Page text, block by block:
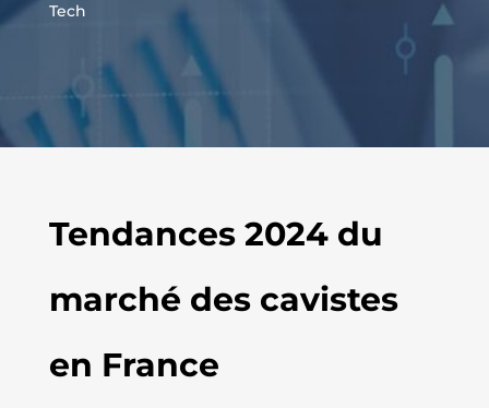
Tech
Tendances 2024 du
marché des cavistes
en France